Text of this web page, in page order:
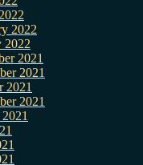
2022
2022
2021
2021
2021
2021